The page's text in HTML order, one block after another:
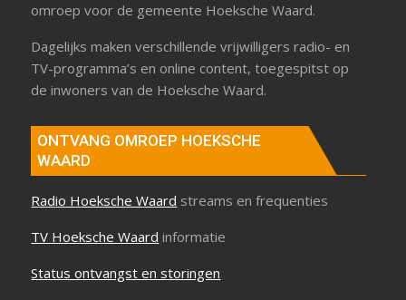
omroep voor de gemeente Hoeksche Waard.
Dagelijks maken verschillende vrijwilligers radio- en
TV-programma’s en online content, toegespitst op
de inwoners van de Hoeksche Waard.
ONTVANG OMROEP HOEKSCHE
WAARD
Radio Hoeksche Waard streams en frequenties
TV Hoeksche Waard informatie
Status ontvangst en storingen